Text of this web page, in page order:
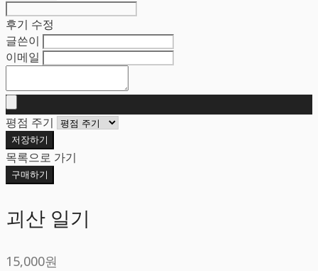
후기 수정
글쓴이
이메일
평점 주기
저장하기
목록으로 가기
구매하기
괴산 일기
15,000원